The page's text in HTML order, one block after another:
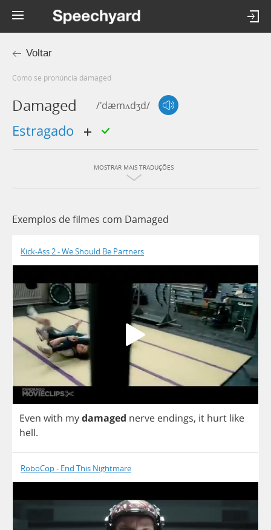
Voltar
Como se pronúncia damaged
Damaged /'dæmʌdʒd/
estragado
MOSTRAR MAIS TRADUÇÕES
Exemplos de filmes com Damaged
Kick-Ass 2 - We Should Be Partners
Even with mydamaged nerve endings, it hurt like
hell.
RoboCop - End This Nightmare